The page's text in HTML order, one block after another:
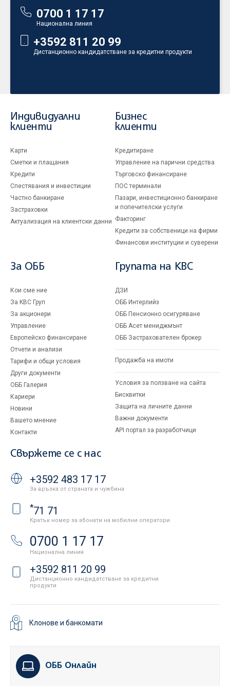
0700 1 17 17
Национална линия
+3592 811 20 99
Дистанционно кандидатстване за кредитни продукти
Индивидуални
клиенти
Карти
Сметки и плащания
Кредити
Спестявания и инвестиции
Частно банкиране
Застраховки
Актуализация на клиентски данни
Бизнес
клиенти
Кредитиране
Управление на парични средства
Търговско финансиране
ПОС терминали
Пазари, инвестиционно банкиране
и попечителски услуги
Факторинг
Кредити за собственици на фирми
Финансови институции и суверени
За ОББ
Кои сме ние
За KBC Груп
За акционери
Управление
Европейско финансиране
Отчети и анализи
Тарифи и общи условия
Други документи
ОББ Галерия
Кариери
Новини
Вашето мнение
Контакти
Групата на KBC
ДЗИ
ОББ Интерлийз
ОББ Пенсионно осигуряване
ОББ Асет мениджмънт
ОББ Застрахователен брокер
Продажба на имоти
Условия за ползване на сайта
Бисквитки
Защита на личните данни
Важни документи
API портал за разработчици
Свържете се с нас
+3592 483 17 17
За връзка от страната и чужбина
*71 71
Кратък номер за абонати на мобилни оператори
0700 1 17 17
Национална линия
+3592 811 20 99
Дистанционно кандидатстване за кредитни
продукти
Клонове и банкомати
ОББ Онлайн